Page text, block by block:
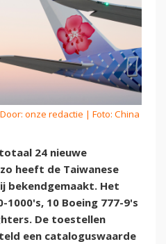
onze redactie | Foto: China
24 nieuwe
heeft de Taiwanese
bekendgemaakt. Het
1000's, 10 Boeing 777-9's
De toestellen
een cataloguswaarde